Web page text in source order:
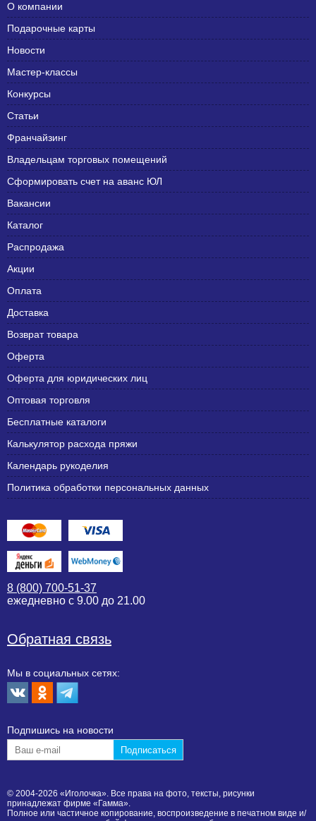
О компании
Подарочные карты
Новости
Мастер-классы
Конкурсы
Статьи
Франчайзинг
Владельцам торговых помещений
Сформировать счет на аванс ЮЛ
Вакансии
Каталог
Распродажа
Акции
Оплата
Доставка
Возврат товара
Оферта
Оферта для юридических лиц
Оптовая торговля
Бесплатные каталоги
Калькулятор расхода пряжи
Календарь рукоделия
Политика обработки персональных данных
8 (800) 700-51-37
ежедневно с 9.00 до 21.00
Обратная связь
Мы в социальных сетях:
Подпишиcь на новости
© 2004-2026 «Иголочка». Все права на фото, тексты, рисунки
принадлежат фирме «Гамма».
Полное или частичное копирование, воспроизведение в печатном виде и/